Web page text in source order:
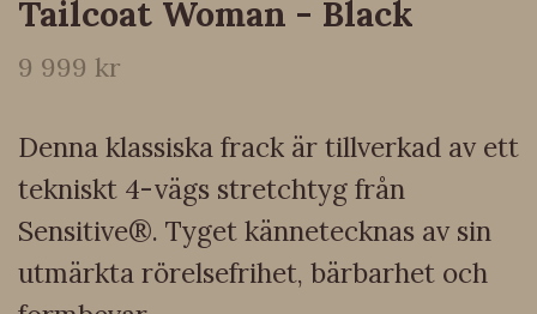
Tailcoat Woman - Black
9 999 kr
Denna klassiska frack är tillverkad av ett
tekniskt 4-vägs stretchtyg från
Sensitive®. Tyget kännetecknas av sin
utmärkta rörelsefrihet, bärbarhet och